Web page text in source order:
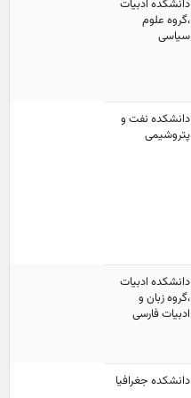
دانشکده ادبیات
،گروه علوم
سیاسی
دانشکده نفت و
پتروشیمی
دانشکده ادبیات
،گروه زبان و
ادبیات فارسی
دانشکده جغرافیا